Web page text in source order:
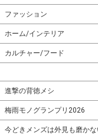
ファッション
ホーム/インテリア
カルチャー/フード
進撃の背徳メシ
梅雨モノグランプリ2026
今どきメンズは外見も磨かな